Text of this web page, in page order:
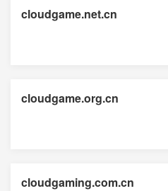
cloudgame.net.cn
cloudgame.org.cn
cloudgaming.com.cn